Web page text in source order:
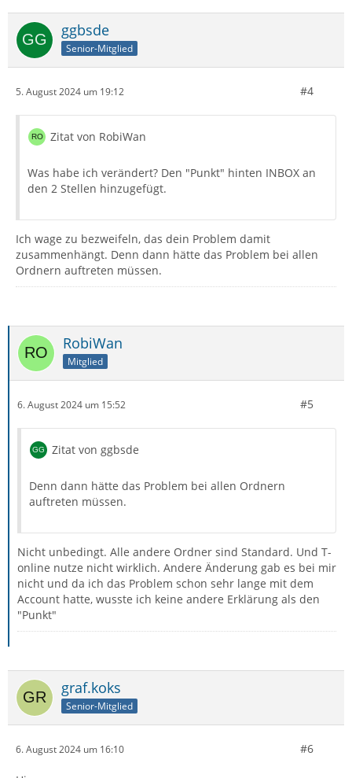
ggbsde
Senior-Mitglied
5. August 2024 um 19:12 #4
Zitat von RobiWan
Was habe ich verändert? Den "Punkt" hinten INBOX an
den 2 Stellen hinzugefügt.
Ich wage zu bezweifeln, das dein Problem damit
zusammenhängt. Denn dann hätte das Problem bei allen
Ordnern auftreten müssen.
RobiWan
Mitglied
6. August 2024 um 15:52 #5
Zitat von ggbsde
Denn dann hätte das Problem bei allen Ordnern
auftreten müssen.
Nicht unbedingt. Alle andere Ordner sind Standard. Und T-
online nutze nicht wirklich. Andere Änderung gab es bei mir
nicht und da ich das Problem schon sehr lange mit dem
Account hatte, wusste ich keine andere Erklärung als den
"Punkt"
graf.koks
Senior-Mitglied
6. August 2024 um 16:10 #6